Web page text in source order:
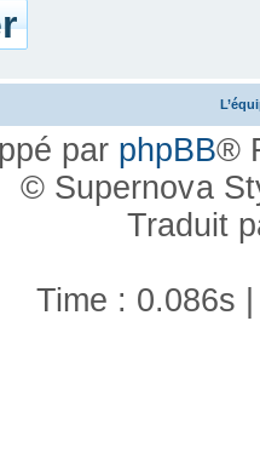
par phpBB®
© Supernova
Traduit
Time : 0.086s